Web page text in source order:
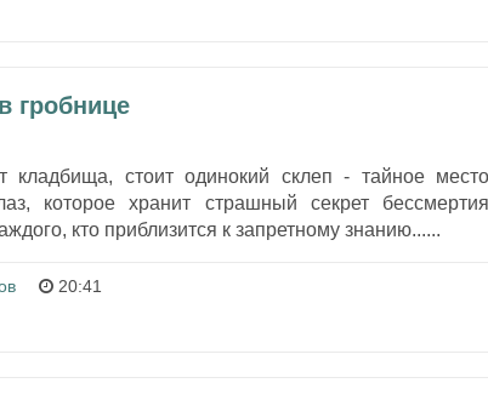
гробнице
кладбища, стоит одинокий склеп - тайное
которое хранит страшный секрет
кто приблизится к запретному знанию......
20:41